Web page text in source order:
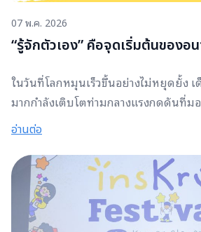
เปิดโอกาสทางการเรียนรู้ เสริมสร้างศักย
มั่นคงให้แก่เยาวชนต่อไป
07 พ.ค. 2026
“รู้จักตัวเอง” คือจุดเริ่มต้นของอ
ในวันที่โลกหมุนเร็วขึ้นอย่างไม่หยุดยั้ง เ
มากกำลังเติบโตท่ามกลางแรงกดดันที่ม
คาดหวังทางการเรียน สถานการณ์ทางเศร
แน่นอนของอนาคต ซึ่งหลายครั้งพวกเขาต้
เพียงลำพังโดยไม่ทันรู้ตัว “หนูไม่ได้เก่ง
ตัวเองมากขึ้น” ประโยคเรียบง่ายจาก “
มานะสกุล นักเรียนทุนมูลนิธิเอสซีจี สาขา
ห่ม วิทยาลัยเทคนิคโพธาราม จังหวัดรา
อ่านต่อ